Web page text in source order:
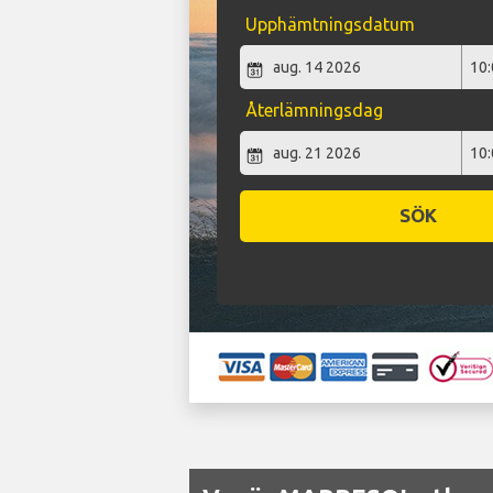
Upphämtningsdatum
Återlämningsdag
SÖK